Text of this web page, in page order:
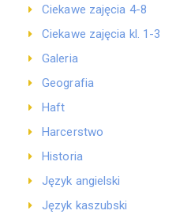
Ciekawe zajęcia 4-8
Ciekawe zajęcia kl. 1-3
Galeria
Geografia
Haft
Harcerstwo
Historia
Język angielski
Język kaszubski